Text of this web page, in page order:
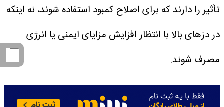
تأثیر را دارند که برای اصلاح کمبود استفاده شوند، نه اینکه
در دزهای بالا با انتظار افزایش مزایای ایمنی یا انرژی
مصرف شوند.